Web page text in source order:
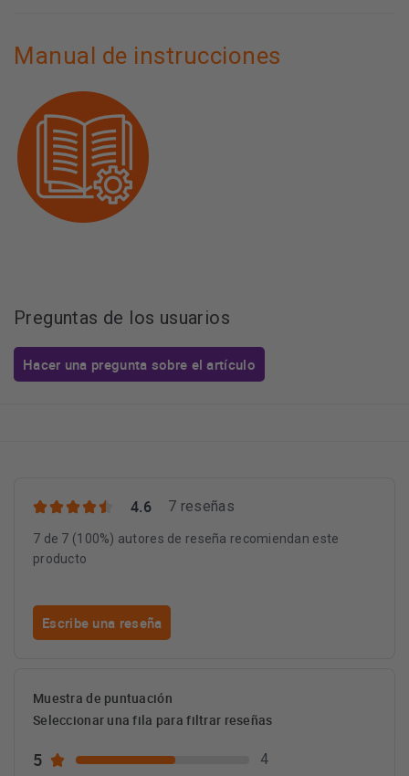
Manual de instrucciones
Preguntas de los usuarios
Hacer una pregunta sobre el artículo
4.6 7 reseñas
7 de 7 (100%) autores de reseña recomiendan este
producto
Escribe una reseña
Muestra de puntuación
Seleccionar una fila para filtrar reseñas
5 4